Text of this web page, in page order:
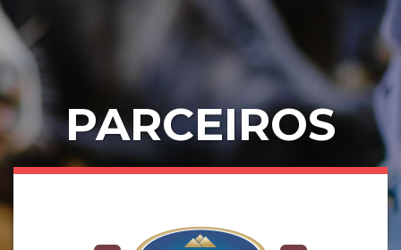
PARCEIROS